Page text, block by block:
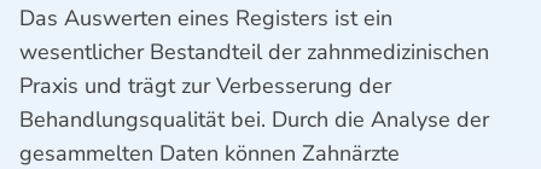
Das Auswerten eines Registers ist ein
wesentlicher Bestandteil der zahnmedizinischen
Praxis und trägt zur Verbesserung der
Behandlungsqualität bei. Durch die Analyse der
gesammelten Daten können Zahnärzte